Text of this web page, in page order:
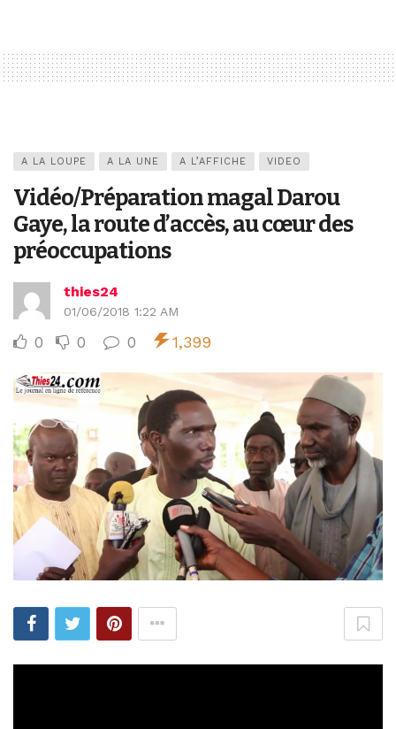
A LA LOUPE A LA UNE A L’AFFICHE VIDEO
Vidéo/Préparation magal Darou
Gaye, la route d’accès, au cœur des
préoccupations
thies24
01/06/2018 1:22 AM
0 0 0 1,399